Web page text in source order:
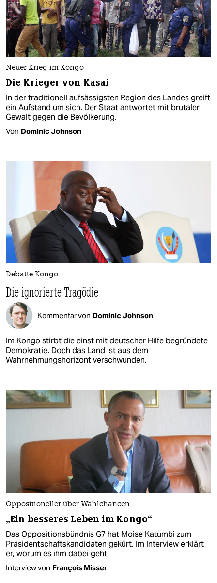
Neuer Krieg im Kongo
Die Krieger von Kasai
In der traditionell aufsässigsten Region des Landes greift
ein Aufstand um sich. Der Staat antwortet mit brutaler
Gewalt gegen die Bevölkerung.
Von Dominic Johnson
Debatte Kongo
Die ignorierte Tragödie
Kommentar von Dominic Johnson
Im Kongo stirbt die einst mit deutscher Hilfe begründete
Demokratie. Doch das Land ist aus dem
Wahrnehmungshorizont verschwunden.
Oppositioneller über Wahlchancen
„Ein besseres Leben im Kongo“
Das Oppositionsbündnis G7 hat Moise Katumbi zum
Präsidentschaftskandidaten gekürt. Im Interview erklärt
er, worum es ihm dabei geht.
Interview von François Misser